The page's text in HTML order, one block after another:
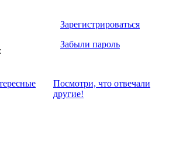
Зарегистрироваться
Забыли пароль
Посмотри, что отвeчали
другие!